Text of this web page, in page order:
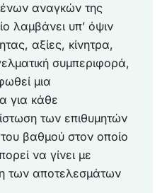
αναγκών της
λαμβάνει υπ’ όψιν
αξίες, κίνητρα,
συμπεριφορά,
μια
για κάθε
των επιθυμητών
βαθμού στον οποίο
να γίνει με
των αποτελεσμάτων